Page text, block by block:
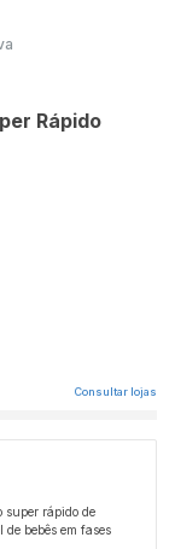
Rápido
Consultar lojas
super rápido de
bebês em fases